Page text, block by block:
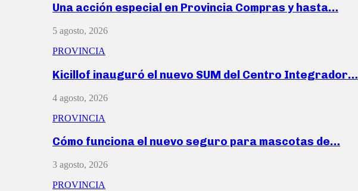
Una acción especial en Provincia Compras y hasta…
5 agosto, 2026
PROVINCIA
Kicillof inauguró el nuevo SUM del Centro Integrador…
4 agosto, 2026
PROVINCIA
Cómo funciona el nuevo seguro para mascotas de…
3 agosto, 2026
PROVINCIA